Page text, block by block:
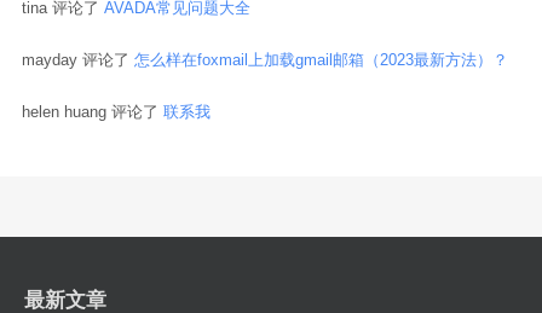
tina 评论了 AVADA常见问题大全
mayday 评论了 怎么样在foxmail上加载gmail邮箱（2023最新方法）？
helen huang 评论了 联系我
最新文章